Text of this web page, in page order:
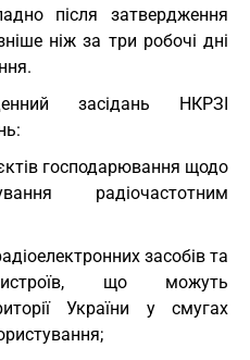
після затвердження
ніж за три робочі дні
засідань НКРЗІ
господарювання щодо
радіочастотним
засобів та
що можуть
України у смугах